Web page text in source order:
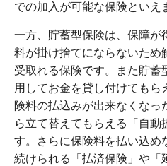
での加入が可能な保険といえ
一方、貯蓄型保険は、保障が
料が掛け捨てにならないため
受取れる保険です。また貯蓄
用してお金を貸し付けてもら
険料の払込みが出来なくな
ら立て替えてもらえる「自動
す。さらに保険料を払い込め
続けられる「払済保険」や「